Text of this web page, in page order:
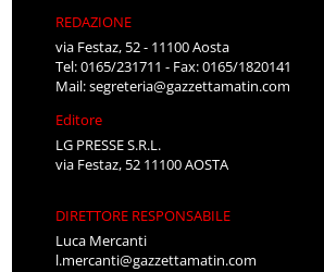
REDAZIONE
via Festaz, 52 - 11100 Aosta
Tel: 0165/231711 - Fax: 0165/1820141
Mail:segreteria@gazzettamatin.com
Editore
LG PRESSE S.R.L.
via Festaz, 52 11100 AOSTA
DIRETTORE RESPONSABILE
Luca Mercanti
l.mercanti@gazzettamatin.com